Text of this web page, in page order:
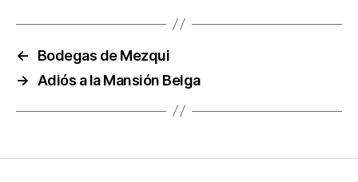
←
Bodegas de Mezqui
→ Adiós a la Mansión Belga